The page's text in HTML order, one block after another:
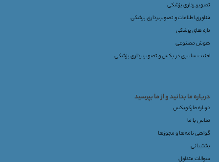
تصویربرداری پزشکی
فناوری اطلاعات و تصویربرداری پزشکی
تازه های پزشکی
هوش مصنوعی
امنیت سایبری در پکس و تصویربرداری پزشکی
درباره ما بدانید و از ما بپرسید
درباره مارکوپکس
تماس با ما
گواهی نامه‌ها و مجوزها
پشتیبانی
سوالات متداول